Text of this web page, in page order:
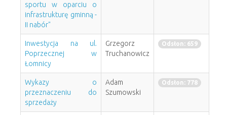
sportu w oparciu o
infrastrukturę gminną -
II nabór"
Inwestycja na ul.
Poprzecznej w
Łomnicy
Grzegorz
Truchanowicz
Odsłon: 659
Wykazy o
przeznaczeniu do
sprzedaży
Adam
Szumowski
Odsłon: 778